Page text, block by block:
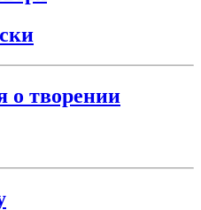
о творении